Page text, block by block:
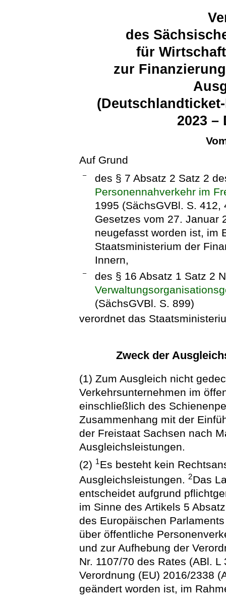
des
für
zur
2023 –
Auf Grund
–
des § 7 Absatz 2 Satz 2
Personennahverkehr im
1995 (SächsGVBl. S.
Gesetzes vom 27. Januar
neugefasst worden ist, im
Staatsministerium der
Innern,
–
des § 16 Absatz 1 Satz 2
(SächsGVBl. S. 899)
verordnet das
Zweck der
(1) Zum Ausgleich nicht
Verkehrsunternehmen im
einschließlich des
Zusammenhang mit der
der Freistaat Sachsen nach
Ausgleichsleistungen.
(2) 1Es besteht kein
Ausgleichsleistungen.2Das
entscheidet aufgrund
im Sinne des Artikels 5
des Europäischen
über öffentliche
und zur Aufhebung der
Nr. 1107/70 des Rates (ABl.
Verordnung (EU) 2016/2338
geändert worden ist, im